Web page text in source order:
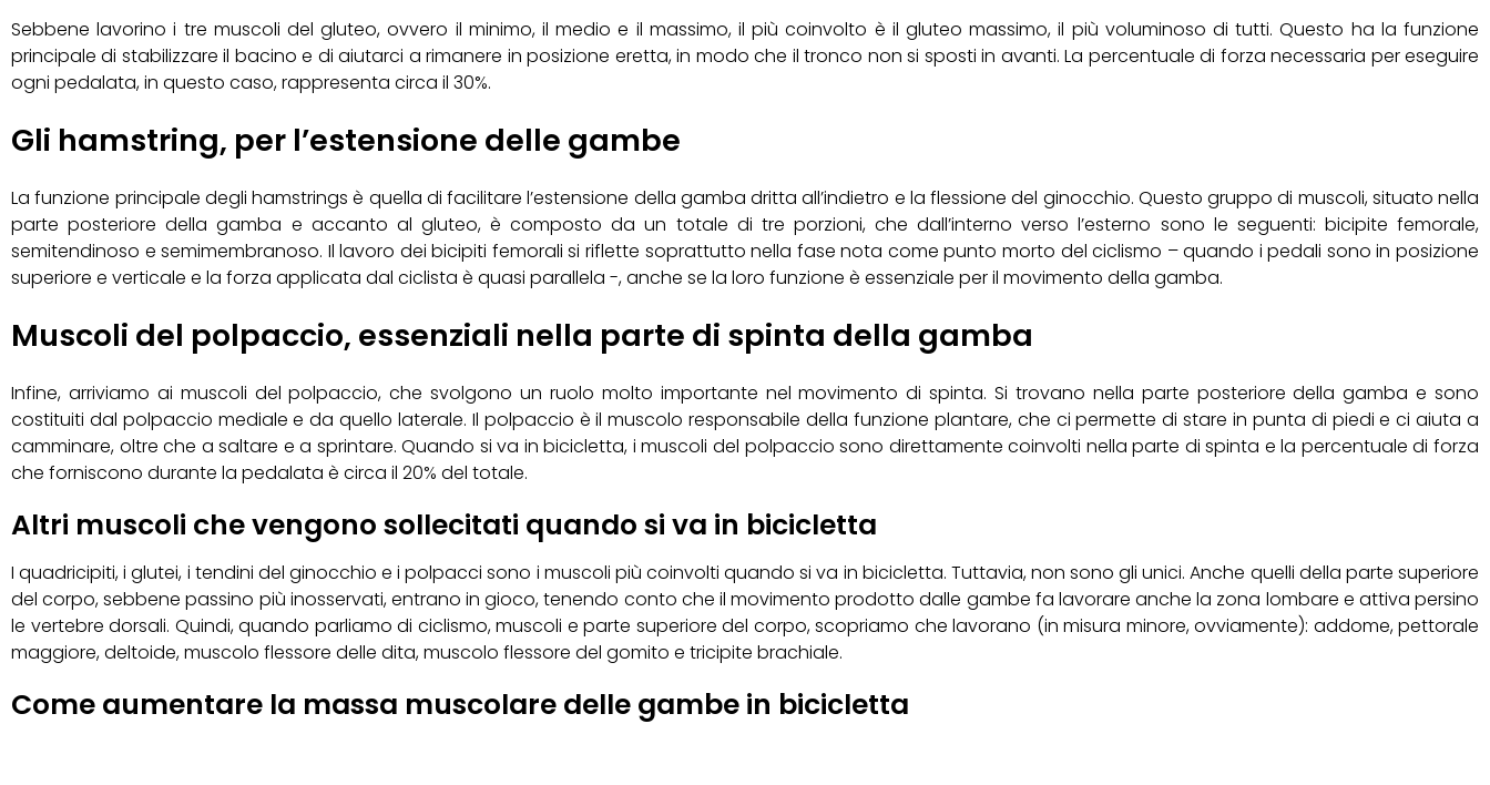
Sebbene lavorino i tre muscoli del gluteo, ovvero il minimo, il medio e il massimo, il più coinvolto è il gluteo massimo, il più voluminoso di tutti. Questo ha la funzione
principale di stabilizzare il bacino e di aiutarci a rimanere in posizione eretta, in modo che il tronco non si sposti in avanti. La percentuale di forza necessaria per eseguire
ogni pedalata, in questo caso, rappresenta circa il 30%.
Gli hamstring, per l’estensione delle gambe
La funzione principale degli hamstrings è quella di facilitare l’estensione della gamba dritta all’indietro e la flessione del ginocchio. Questo gruppo di muscoli, situato nella
parte posteriore della gamba e accanto al gluteo, è composto da un totale di tre porzioni, che dall’interno verso l’esterno sono le seguenti: bicipite femorale,
semitendinoso e semimembranoso. Il lavoro dei bicipiti femorali si riflette soprattutto nella fase nota come punto morto del ciclismo – quando i pedali sono in posizione
superiore e verticale e la forza applicata dal ciclista è quasi parallela -, anche se la loro funzione è essenziale per il movimento della gamba.
Muscoli del polpaccio, essenziali nella parte di spinta della gamba
Infine, arriviamo ai muscoli del polpaccio, che svolgono un ruolo molto importante nel movimento di spinta. Si trovano nella parte posteriore della gamba e sono
costituiti dal polpaccio mediale e da quello laterale. Il polpaccio è il muscolo responsabile della funzione plantare, che ci permette di stare in punta di piedi e ci aiuta a
camminare, oltre che a saltare e a sprintare. Quando si va in bicicletta, i muscoli del polpaccio sono direttamente coinvolti nella parte di spinta e la percentuale di forza
che forniscono durante la pedalata è circa il 20% del totale.
Altri muscoli che vengono sollecitati quando si va in bicicletta
I quadricipiti, i glutei, i tendini del ginocchio e i polpacci sono i muscoli più coinvolti quando si va in bicicletta. Tuttavia, non sono gli unici. Anche quelli della parte superiore
del corpo, sebbene passino più inosservati, entrano in gioco, tenendo conto che il movimento prodotto dalle gambe fa lavorare anche la zona lombare e attiva persino
le vertebre dorsali. Quindi, quando parliamo di ciclismo, muscoli e parte superiore del corpo, scopriamo che lavorano (in misura minore, ovviamente): addome, pettorale
maggiore, deltoide, muscolo flessore delle dita, muscolo flessore del gomito e tricipite brachiale.
Come aumentare la massa muscolare delle gambe in bicicletta